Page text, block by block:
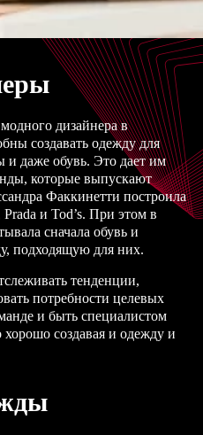
дизайнерав
создавать одежду для
даже обувь. Это дает им
которые выпускают
Факкинетти построила
и Tod’s. При этом в
сначала обувь и
подходящую для них.
тенденции,
потребности целевых
и быть специалистом
создавая и одежду и